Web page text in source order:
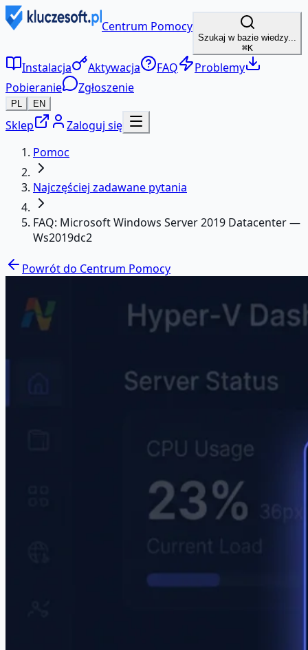
Centrum Pomocy
Szukaj w bazie wiedzy...
⌘K
Instalacja Aktywacja FAQ
Problemy
Pobieranie
Zgłoszenie
PL EN
Sklep
Zaloguj się
Pomoc
Najczęściej zadawane pytania
FAQ: Microsoft Windows Server 2019 Datacenter —
Ws2019dc2
Powrót do Centrum Pomocy